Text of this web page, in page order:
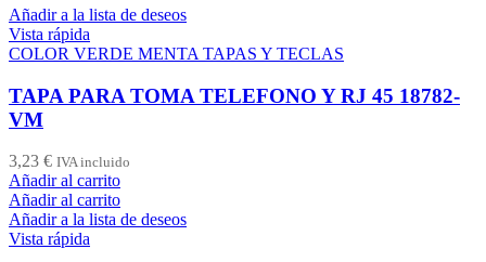
Añadir a la lista de deseos
Vista rápida
COLOR VERDE MENTA TAPAS Y TECLAS
TAPA PARA TOMA TELEFONO Y RJ 45 18782-
VM
3,23 € IVA incluido
Añadir al carrito
Añadir al carrito
Añadir a la lista de deseos
Vista rápida